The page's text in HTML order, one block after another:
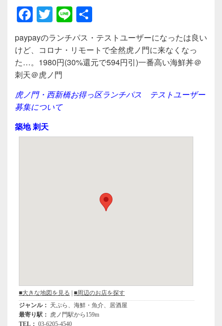
F
a
c
e
b
o
o
k
T
wi
tt
er
Li
n
e
有
paypayのランチパス・テストユーザーになったは良い
けど、コロナ・リモートで全然虎ノ門に来なくなっ
た…。1980円(30%還元で594円引)一番高い海鮮丼＠
刺天＠虎ノ門
虎ノ門・西新橋お得っ区ランチパス テストユーザー
募集について
築地 刺天